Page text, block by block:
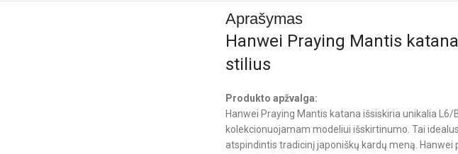
Aprašymas
Hanwei Praying Mantis
stilius
Produkto apžvalga:
Hanwei Praying Mantis katana išsiskiria unikalia
kolekcionuojamam modeliui išskirtinumo. Tai
atspindintis tradicinį japoniškų kardų meną.